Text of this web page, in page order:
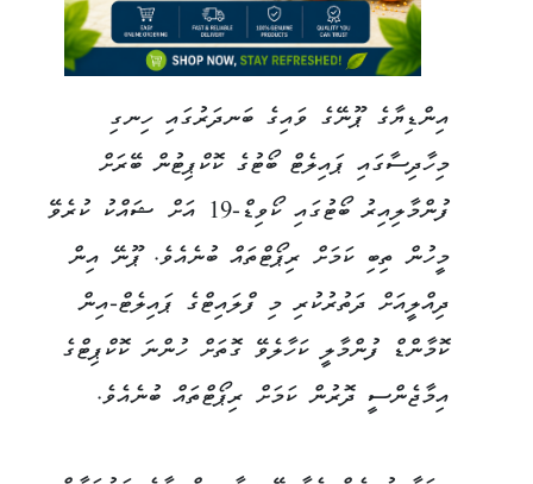
އިންޑިޔާގެ ޕޫނޭގެ ވައިގެ ބަނދަރުގައި ހިނގި
މިހާދިސާގައި ޕައިލެޓް ބޯޓުގެ ކޮކްޕިޓުން ބޭރަށް
ފުންމާލިއިރު ބޯޓުގައި ކޯވިޑް-19 އަށް ޝައްކު ކުރެވޭ
މީހުން ތިބި ކަމަށް ރިޕޯޓްތައް ބުނެއެވެ. ޕޫނޭ އިން
ދިއްލީއަށް ދަތުރުކުރި މި ފްލައިޓްގެ ޕައިލެޓް-އިން
ކޮމާންޑް ފުންމާލީ ކަހާލެވޭ ގޮތަށް ހުންނަ ކޮކްޕިޓްގެ
އިމާޖެންސީ ދޮރުން ކަމަށް ރިޕޯޓްތައް ބުނެއެވެ.